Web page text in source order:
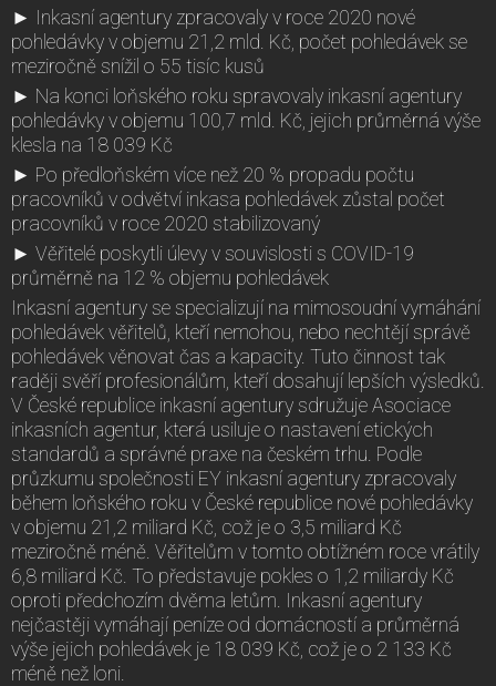
► Inkasní agentury zpracovaly v roce 2020 nové
pohledávky v objemu 21,2 mld. Kč, počet pohledávek se
meziročně snížil o 55 tisíc kusů
► Na konci loňského roku spravovaly inkasní agentury
pohledávky v objemu 100,7 mld. Kč, jejich průměrná výše
klesla na 18 039 Kč
► Po předloňském více než 20 % propadu počtu
pracovníků v odvětví inkasa pohledávek zůstal počet
pracovníků v roce 2020 stabilizovaný
► Věřitelé poskytli úlevy v souvislosti s COVID-19
průměrně na 12 % objemu pohledávek
Inkasní agentury se specializují na mimosoudní vymáhání
pohledávek věřitelů, kteří nemohou, nebo nechtějí správě
pohledávek věnovat čas a kapacity. Tuto činnost tak
raději svěří profesionálům, kteří dosahují lepších výsledků.
V České republice inkasní agentury sdružuje Asociace
inkasních agentur, která usiluje o nastavení etických
standardů a správné praxe na českém trhu. Podle
průzkumu společnosti EY inkasní agentury zpracovaly
během loňského roku v České republice nové pohledávky
v objemu 21,2 miliard Kč, což je o 3,5 miliard Kč
meziročně méně. Věřitelům v tomto obtížném roce vrátily
6,8 miliard Kč. To představuje pokles o 1,2 miliardy Kč
oproti předchozím dvěma letům. Inkasní agentury
nejčastěji vymáhají peníze od domácností a průměrná
výše jejich pohledávek je 18 039 Kč, což je o 2 133 Kč
méně než loni.